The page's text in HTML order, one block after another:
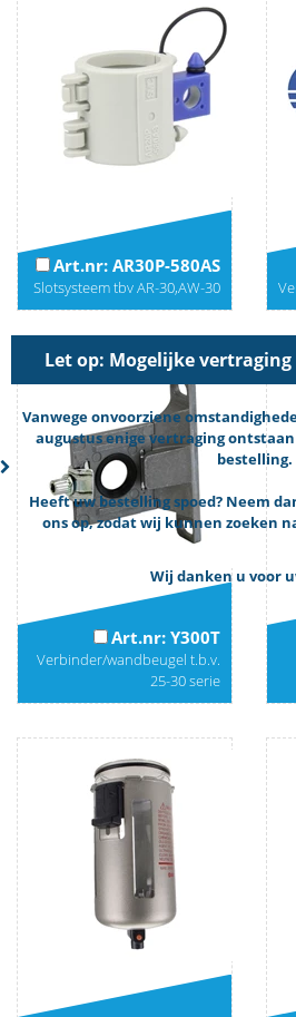
Let op: Mogelijke
Vanwege onvoorziene
augustus enige vertraging
bestelling.
Heeft uw bestelling spoed? Neem
ons op, zodat wij kunnen zoeken
Wij danken u voor
Art.nr: AR30P-580AS
Slotsysteem tbv AR-30,AW-30
Art.nr: Y300T
Verbinder/wandbeugel t.b.v.
25-30 serie